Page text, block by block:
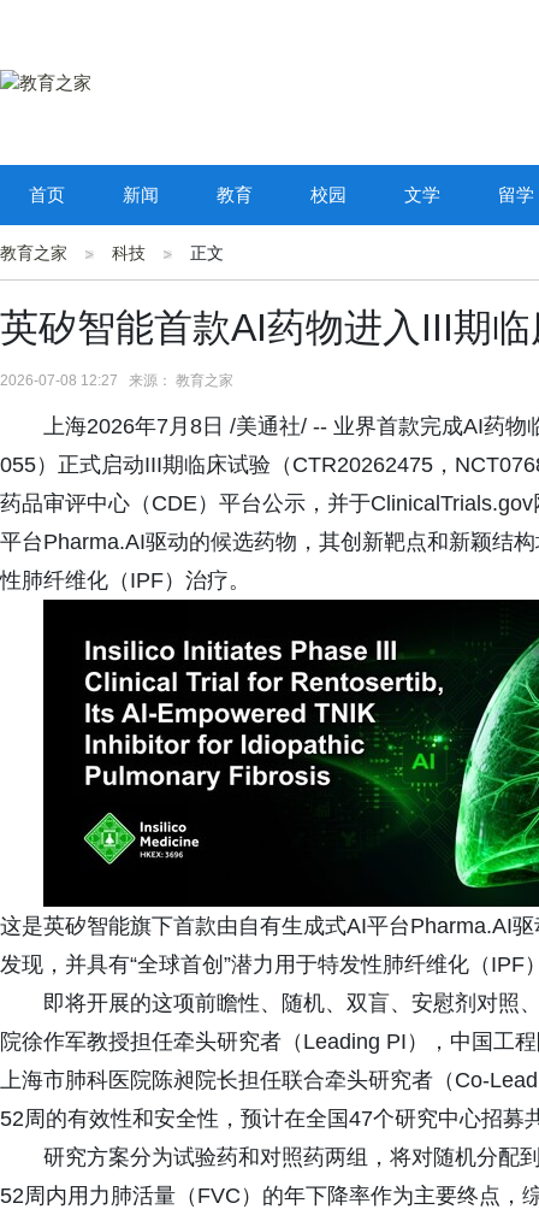
首页 新闻 教育 校园 文学 留学
教育之家 科技 正文
英矽智能首款AI药物进入III期
2026-07-08 12:27 来源： 教育之家
上海2026年7月8日 /美通社/ -- 业界首款完成AI药
055）正式启动III期临床试验（CTR20262475，
药品审评中心（CDE）平台公示，并于
平台Pharma.AI驱动的候选药物，其创新靶点和新颖结
性肺纤维化（IPF）治疗。
这是英矽智能旗下首款由自有生成式AI平台Pharma.AI
发现，并具有“全球首创”潜力用于特发性肺纤维化（IPF
即将开展的这项前瞻性、随机、双盲、安慰剂对照
院徐作军教授担任牵头研究者（Leading PI），中国工
上海市肺科医院陈昶院长担任联合牵头研究者（Co-
52周的有效性和安全性，预计在全国47个研究中心招募
研究方案分为试验药和对照药两组，将对随机分配
52周内用力肺活量（FVC）的年下降率作为主要终点，